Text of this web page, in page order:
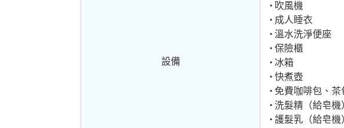
設備
吹風機
成人睡衣
溫水洗淨便座
保險櫃
冰箱
快煮壺
免費咖啡包、茶
洗髮精（給皂機
護髮乳（給皂機